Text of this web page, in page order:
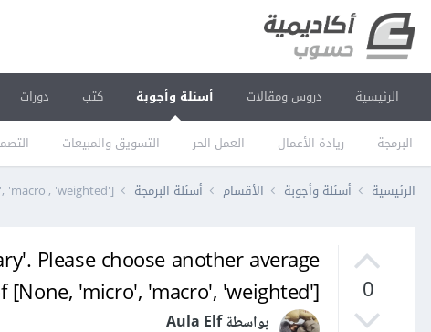
الرئيسية دروس ومقالات أسئلة وأجوبة
البرمجة ريادة الأعمال العمل الحر التسويق والمبيعات
كتب دورات
الرئيسية أسئلة وأجوبة الأقسام أسئلة البرمجة 'macro', 'weighted'].
0
Please choose another average
[None, 'micro', 'macro', 'weighted'].
بواسطة Aula Elf